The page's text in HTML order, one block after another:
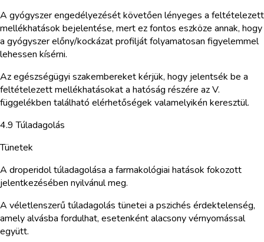
A gyógyszer engedélyezését követően lényeges a feltételezett
mellékhatások bejelentése, mert ez fontos eszköze annak, hogy
a gyógyszer előny/kockázat profilját folyamatosan figyelemmel
lehessen kísérni.
Az egészségügyi szakembereket kérjük, hogy jelentsék be a
feltételezett mellékhatásokat a hatóság részére az V.
függelékben található elérhetőségek valamelyikén keresztül.
4.9 Túladagolás
Tünetek
A droperidol túladagolása a farmakológiai hatások fokozott
jelentkezésében nyilvánul meg.
A véletlenszerű túladagolás tünetei a pszichés érdektelenség,
amely alvásba fordulhat, esetenként alacsony vérnyomással
együtt.